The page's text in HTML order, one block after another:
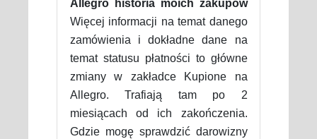
Allegro historia moich zakupów
Więcej informacji na temat danego
zamówienia i dokładne dane na
temat statusu płatności to główne
zmiany w zakładce Kupione na
Allegro. Trafiają tam po 2
miesiącach od ich zakończenia.
Gdzie mogę sprawdzić darowizny